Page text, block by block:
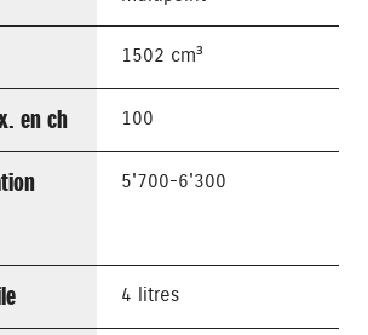
1502 cm³
en ch 100
5'700-6'300
4 litres